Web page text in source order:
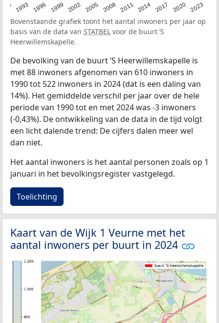
1993 1996 1999 2002 2005 2008 2011 2014 2017 2020 2023
Bovenstaande grafiek toont het aantal inwoners per jaar op
basis van de data van STATBEL voor de buurt ’S
Heerwillemskapelle.
De bevolking van de buurt ’S Heerwillemskapelle is
met 88 inwoners afgenomen van 610 inwoners in
1990 tot 522 inwoners in 2024 (dat is een daling van
14%). Het gemiddelde verschil per jaar over de hele
periode van 1990 tot en met 2024 was -3 inwoners
(-0,43%). De ontwikkeling van de data in de tijd volgt
een licht dalende trend: De cijfers dalen meer wel
dan niet.
Het aantal inwoners is het aantal personen zoals op 1
januari in het bevolkingsregister vastgelegd.
Toelichting
Kaart van de Wijk 1 Veurne met het
aantal inwoners per buurt in 2024